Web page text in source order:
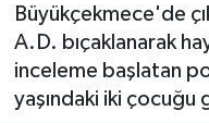
Büyükçekmece'de
A.D. bıçaklanarak
inceleme başlatan
yaşındaki iki çocuğu
Teknoloji
Tüm Manşetler
Son Dakika